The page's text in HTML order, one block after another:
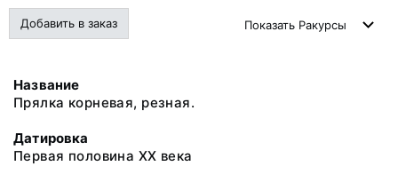
Добавить в заказ Показать Ракурсы
Название
Прялка корневая, резная.
Датировка
Первая половина ХХ века